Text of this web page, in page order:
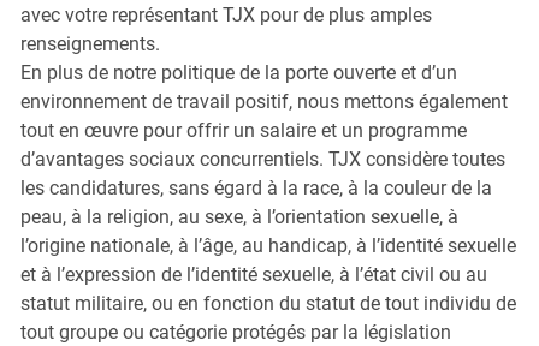
avec votre représentant TJX pour de plus amples
renseignements.
En plus de notre politique de la porte ouverte et d’un
environnement de travail positif, nous mettons également
tout en œuvre pour offrir un salaire et un programme
d’avantages sociaux concurrentiels. TJX considère toutes
les candidatures, sans égard à la race, à la couleur de la
peau, à la religion, au sexe, à l’orientation sexuelle, à
l’origine nationale, à l’âge, au handicap, à l’identité sexuelle
et à l’expression de l’identité sexuelle, à l’état civil ou au
statut militaire, ou en fonction du statut de tout individu de
tout groupe ou catégorie protégés par la législation